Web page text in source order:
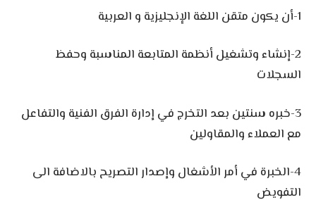
1-أن يكون متقن اللغة الإنجليزية و العربية
2-إنشاء وتشغيل أنظمة المتابعة المناسبة وحفظ
السجلات
3-خبره سنتين بعد التخرج في إدارة الفرق الفنية والتفاعل
مع العملاء والمقاولين
4-الخبرة في أمر الأشغال وإصدار التصريح بالاضافة الى
التفويض